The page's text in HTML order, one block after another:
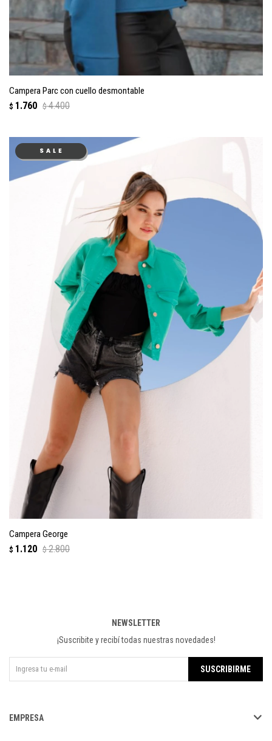
Campera Parc con cuello desmontable
$ 1.760 $ 4.400
Campera George
$ 1.120 $ 2.800
EMPRESA
NEWSLETTER
¡Suscribite y recibí todas nuestras novedades!
SUSCRIBIRME